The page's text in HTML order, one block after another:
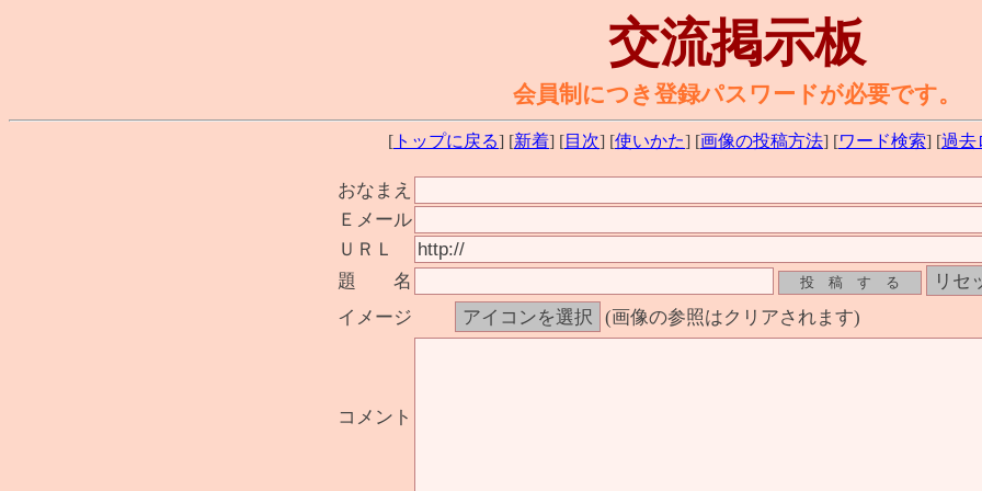
交流掲示板
会員制につき登録パスワードが必要です。
[ トップに戻る] [新着] [目次] [使いかた] [画像の投稿方法] [ワード検索] [過去
おなまえ
Ｅメール
ＵＲＬ
題 名
イメージ
(画像の参照はクリアされます)
コメント